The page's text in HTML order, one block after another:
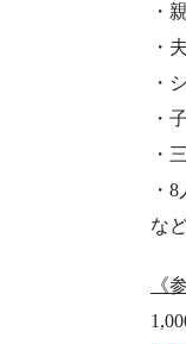
・
・
・
・
・
・
な
《